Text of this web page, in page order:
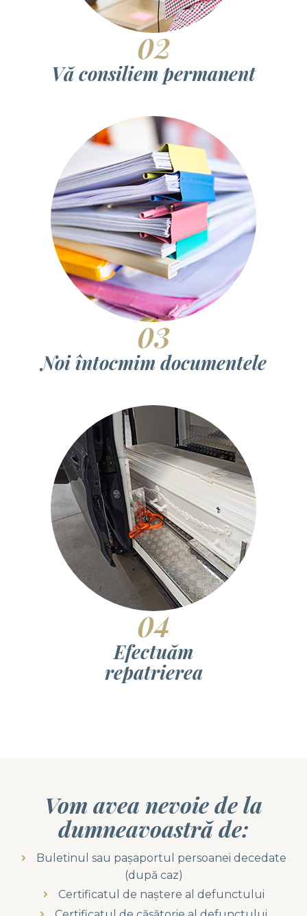
02
Vă consiliem permanent
03
Noi întocmim documentele
04
Efectuăm
repatrierea
Vom avea nevoie de la
dumneavoastră de:
Buletinul sau pașaportul persoanei decedate
(după caz)
Certificatul de naștere al defunctului